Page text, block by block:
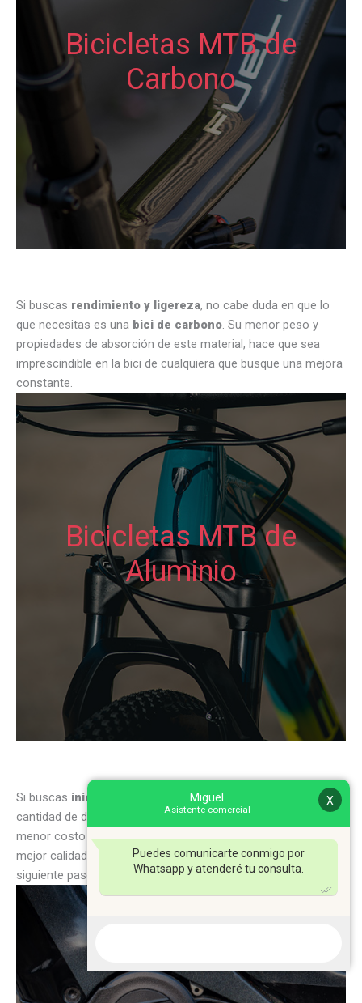
Bicicletas MTB de
Carbono
Si buscas rendimiento y ligereza, no cabe duda en que lo
que necesitas es una bici de carbono. Su menor peso y
propiedades de absorción de este material, hace que sea
imprescindible en la bici de cualquiera que busque una mejora
constante.
Bicicletas MTB de
Aluminio
Si buscas iniciarte en el MTB
sin desembolsar una gran
cantidad de dinero, una
bici de aluminiote será ideal, si
menor costo hará que puedas montar componentes de
mejor calidad ¿Quieres seguir mejorando? El carbono es el
siguiente paso.
Miguel
Asistente comercial
X
Puedes comunicarte conmigo por
Whatsapp y atenderé tu consulta.